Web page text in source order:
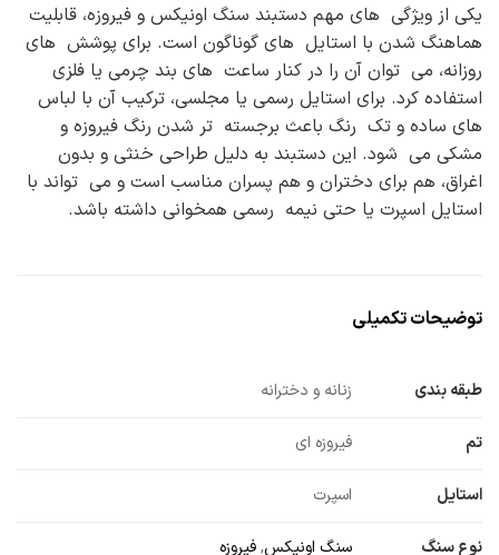
یکی از ویژگی های مهم دستبند سنگ اونیکس و فیروزه، قابلیت
هماهنگ شدن با استایل های گوناگون است. برای پوشش های
روزانه، می توان آن را در کنار ساعت های بند چرمی یا فلزی
استفاده کرد. برای استایل رسمی یا مجلسی، ترکیب آن با لباس
های ساده و تک رنگ باعث برجسته تر شدن رنگ فیروزه و
مشکی می شود. این دستبند به دلیل طراحی خنثی و بدون
اغراق، هم برای دختران و هم پسران مناسب است و می تواند با
استایل اسپرت یا حتی نیمه رسمی همخوانی داشته باشد.
توضیحات تکمیلی
طبقه بندی زنانه و دخترانه
تم فیروزه ای
استایل اسپرت
نوع سنگ سنگ اونیکس,فیروزه